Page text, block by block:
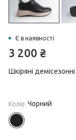
Є в наявності
3 200₴
Шкіряні
Колір: Чорний